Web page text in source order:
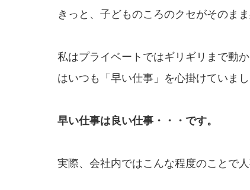
きっと、子どものころのクセがそのま
私はプライベートではギリギリまで動
はいつも「早い仕事」を心掛けていまし
早い仕事は良い仕事・・・です。
実際、会社内ではこんな程度のことで